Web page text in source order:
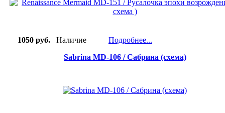
1050 руб. Наличие
Подробнее...
Sabrina MD-106 / Сабрина (схема)